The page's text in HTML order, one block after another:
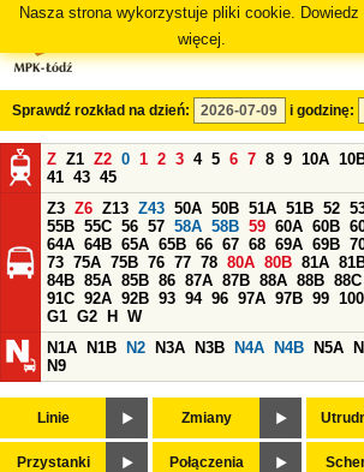
Nasza strona wykorzystuje pliki cookie. Dowiedz
więcej.
Sprawdź rozkład na dzień: i godzinę:
Z Z1 Z2 0 1 2 3 4 5 6 7 8 9 10A
41 43 45
Z3 Z6 Z13 Z43 50A 50B 51A 51B 52
55B 55C 56 57 58A 58B 59 60A 60B
64A 64B 65A 65B 66 67 68 69A 69B
73 75A 75B 76 77 78 80A 80B 81A
84B 85A 85B 86 87A 87B 88A 88B 88C
91C 92A 92B 93 94 96 97A 97B 99 100
G1 G2 H
W
N1A
N1B N2 N3A N3B N4A N4B N5A
N9
Linie Zmiany
Przystanki Połączenia